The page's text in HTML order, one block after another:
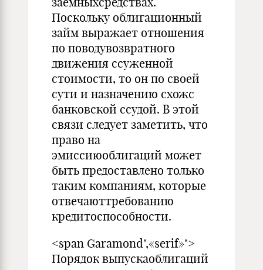
Поскольку облигационный
займ выражает отношения
по поводувозвратного
движения ссуженной
стоимости, то он по своей
сути и назначению схожс
банковской ссудой. В этой
связи следует заметить, что
право на
эмиссиюоблигаций может
быть предоставлено только
таким компаниям, которые
отвечаюттребованию
кредитоспособности.
<span Garamond",«serif»">
Порядок выпускаоблигаций